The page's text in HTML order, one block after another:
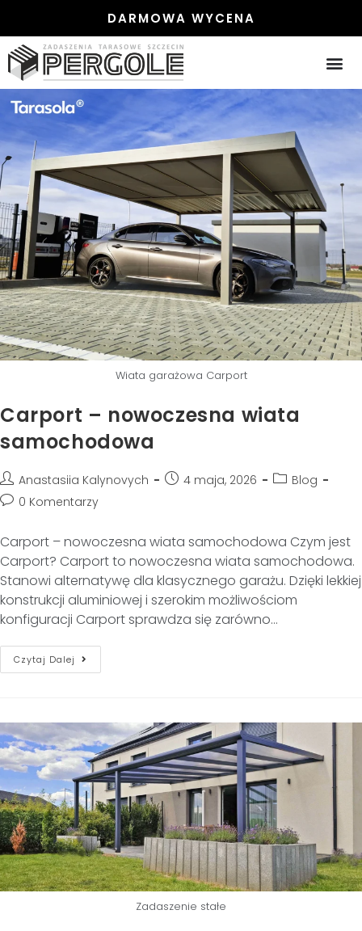
DARMOWA WYCENA
Wiata garażowa Carport
Carport – nowoczesna wiata
samochodowa
Anastasiia Kalynovych 4 maja, 2026
Blog
0 Komentarzy
Carport – nowoczesna wiata samochodowa Czym jest
Carport? Carport to nowoczesna wiata samochodowa.
Stanowi alternatywę dla klasycznego garażu. Dzięki lekkiej
konstrukcji aluminiowej i szerokim możliwościom
konfiguracji Carport sprawdza się zarówno…
Czytaj Dalej
Zadaszenie stałe